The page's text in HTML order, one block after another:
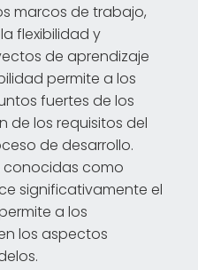
marcos de trabajo,
flexibilidad y
de aprendizaje
permite a los
fuertes de los
de los requisitos del
de desarrollo.
conocidas como
significativamente el
a los
los aspectos